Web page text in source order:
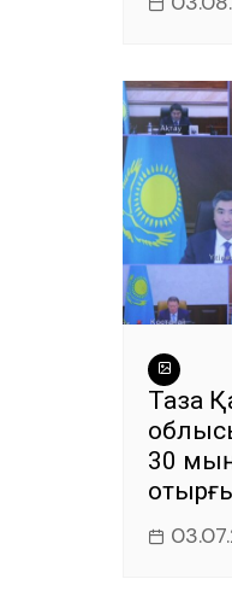
Таза
30